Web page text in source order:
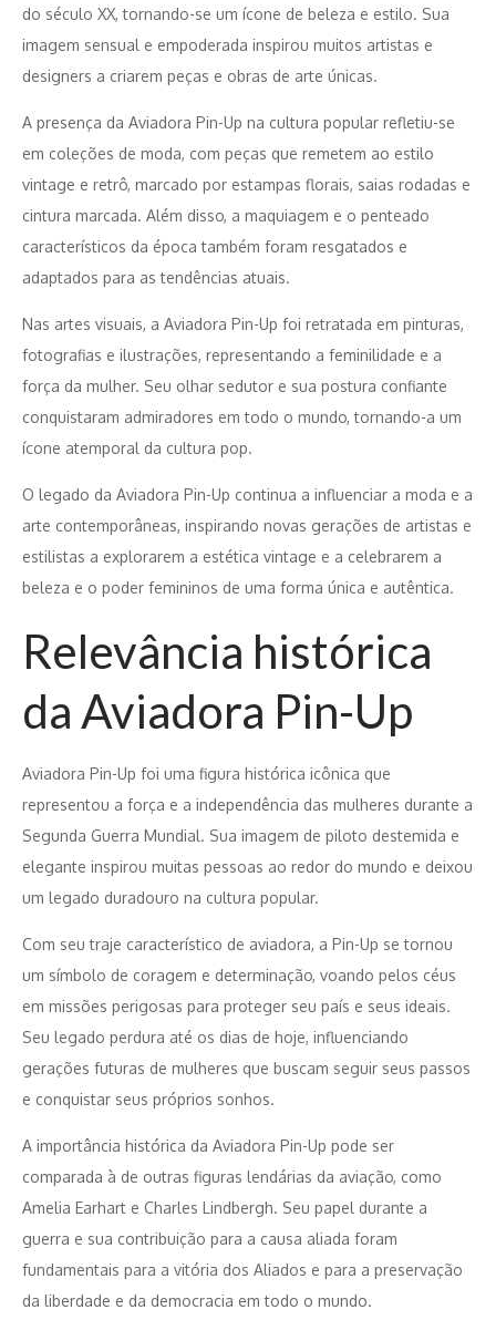
do século XX, tornando-se um ícone de beleza e estilo. Sua
imagem sensual e empoderada inspirou muitos artistas e
designers a criarem peças e obras de arte únicas.
A presença da Aviadora Pin-Up na cultura popular refletiu-se
em coleções de moda, com peças que remetem ao estilo
vintage e retrô, marcado por estampas florais, saias rodadas e
cintura marcada. Além disso, a maquiagem e o penteado
característicos da época também foram resgatados e
adaptados para as tendências atuais.
Nas artes visuais, a Aviadora Pin-Up foi retratada em pinturas,
fotografias e ilustrações, representando a feminilidade e a
força da mulher. Seu olhar sedutor e sua postura confiante
conquistaram admiradores em todo o mundo, tornando-a um
ícone atemporal da cultura pop.
O legado da Aviadora Pin-Up continua a influenciar a moda e a
arte contemporâneas, inspirando novas gerações de artistas e
estilistas a explorarem a estética vintage e a celebrarem a
beleza e o poder femininos de uma forma única e autêntica.
Relevância histórica
da Aviadora Pin-Up
Aviadora Pin-Up foi uma figura histórica icônica que
representou a força e a independência das mulheres durante a
Segunda Guerra Mundial. Sua imagem de piloto destemida e
elegante inspirou muitas pessoas ao redor do mundo e deixou
um legado duradouro na cultura popular.
Com seu traje característico de aviadora, a Pin-Up se tornou
um símbolo de coragem e determinação, voando pelos céus
em missões perigosas para proteger seu país e seus ideais.
Seu legado perdura até os dias de hoje, influenciando
gerações futuras de mulheres que buscam seguir seus passos
e conquistar seus próprios sonhos.
A importância histórica da Aviadora Pin-Up pode ser
comparada à de outras figuras lendárias da aviação, como
Amelia Earhart e Charles Lindbergh. Seu papel durante a
guerra e sua contribuição para a causa aliada foram
fundamentais para a vitória dos Aliados e para a preservação
da liberdade e da democracia em todo o mundo.